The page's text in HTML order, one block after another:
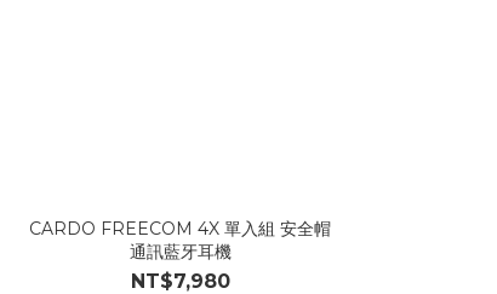
CARDO FREECOM 4X 單入組 安全帽
通訊藍牙耳機
NT$7,980